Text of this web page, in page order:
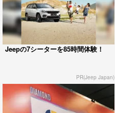
Jeepの7シーターを85時間体験！
PR(Jeep Japan)